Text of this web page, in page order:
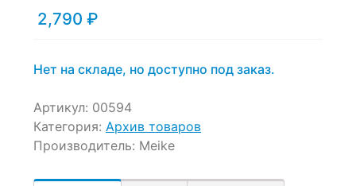
2,790 ₽
Нет на складе, но доступно под заказ.
Артикул: 00594
Категория: Архив товаров
Производитель: Meike